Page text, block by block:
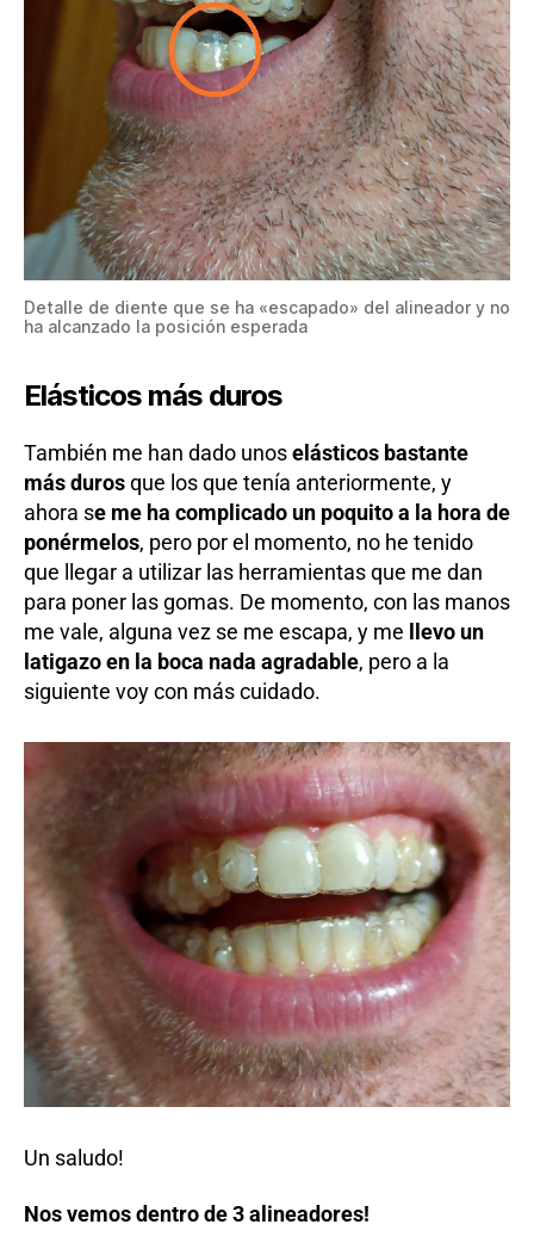
Detalle de diente que se ha «escapado» del alineador y no
ha alcanzado la posición esperada
Elásticos más duros
También me han dado unoselásticos bastante
más durosque los que tenía anteriormente, y
ahora se me ha complicado un poquito a la hora de
ponérmelos, pero por el momento, no he tenido
que llegar a utilizar las herramientas que me dan
para poner las gomas. De momento, con las manos
me vale, alguna vez se me escapa, y me llevo un
latigazo en la boca nada agradable, pero a la
siguiente voy con más cuidado.
Un saludo!
Nos vemos dentro de 3 alineadores!